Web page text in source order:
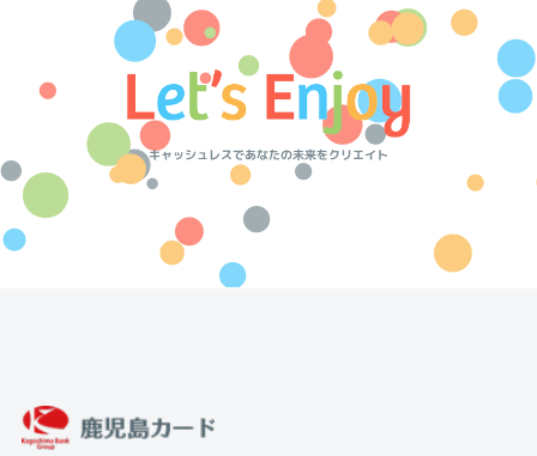
キャッシュレスであなたの未来をクリエイト